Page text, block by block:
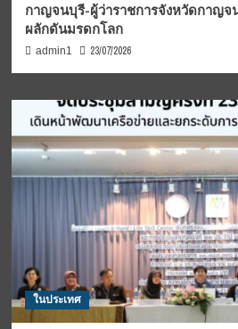
กาญจนบุรี-ผู้ว่าราชการจังหวัดกาญจ
ผลักดันมรดกโลก
admin1 23/07/2026
ในประเทศ